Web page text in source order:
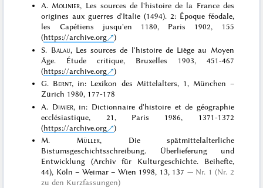
A. Molinier, Les sources de l'histoire de la France des
origines aux guerres d'Italie (1494). 2: Époque féodale,
les Capétiens jusqu'en 1180, Paris 1902, 155
(https://archive.org
)
S. Balau, Les sources de l'histoire de Liège au Moyen
Âge. Étude critique, Bruxelles 1903, 451-467
(https://archive.org
)
G. Bernt, in: Lexikon des Mittelalters, 1, München –
Zürich 1980, 177-178
A. Dimier, in: Dictionnaire d'histoire et de géographie
ecclésiastique, 21, Paris 1986, 1371-1372
(https://archive.org
)
M. Müller, Die spätmittelalterliche
Bistumsgeschichtsschreibung. Überlieferung und
Entwicklung (Archiv für Kulturgeschichte. Beihefte,
44), Köln – Weimar – Wien 1998, 13, 137
Nr. 1 (Nr. 2
zu den Kurzfassungen)